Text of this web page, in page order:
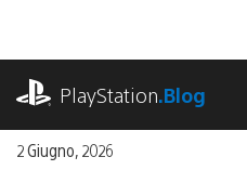
contenuto
PlayStation.Blog
2 Giugno, 2026